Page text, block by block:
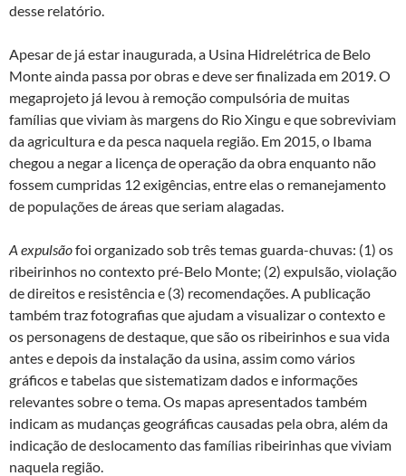
desse relatório.
Apesar de já estar inaugurada, a Usina Hidrelétrica de Belo
Monte ainda passa por obras e deve ser finalizada em 2019. O
megaprojeto já levou à remoção compulsória de muitas
famílias que viviam às margens do Rio Xingu e que sobreviviam
da agricultura e da pesca naquela região. Em 2015, o Ibama
chegou a negar a licença de operação da obra enquanto não
fossem cumpridas 12 exigências, entre elas o remanejamento
de populações de áreas que seriam alagadas.
A expulsãofoi organizado sob três temas guarda-chuvas: (1) os
ribeirinhos no contexto pré-Belo Monte; (2) expulsão, violação
de direitos e resistência e (3) recomendações. A publicação
também traz fotografias que ajudam a visualizar o contexto e
os personagens de destaque, que são os ribeirinhos e sua vida
antes e depois da instalação da usina, assim como vários
gráficos e tabelas que sistematizam dados e informações
relevantes sobre o tema. Os mapas apresentados também
indicam as mudanças geográficas causadas pela obra, além da
indicação de deslocamento das famílias ribeirinhas que viviam
naquela região.